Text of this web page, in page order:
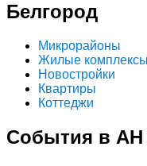
Белгород
Микрорайоны
Жилые комплексы
Новостройки
Квартиры
Коттеджи
События в АН